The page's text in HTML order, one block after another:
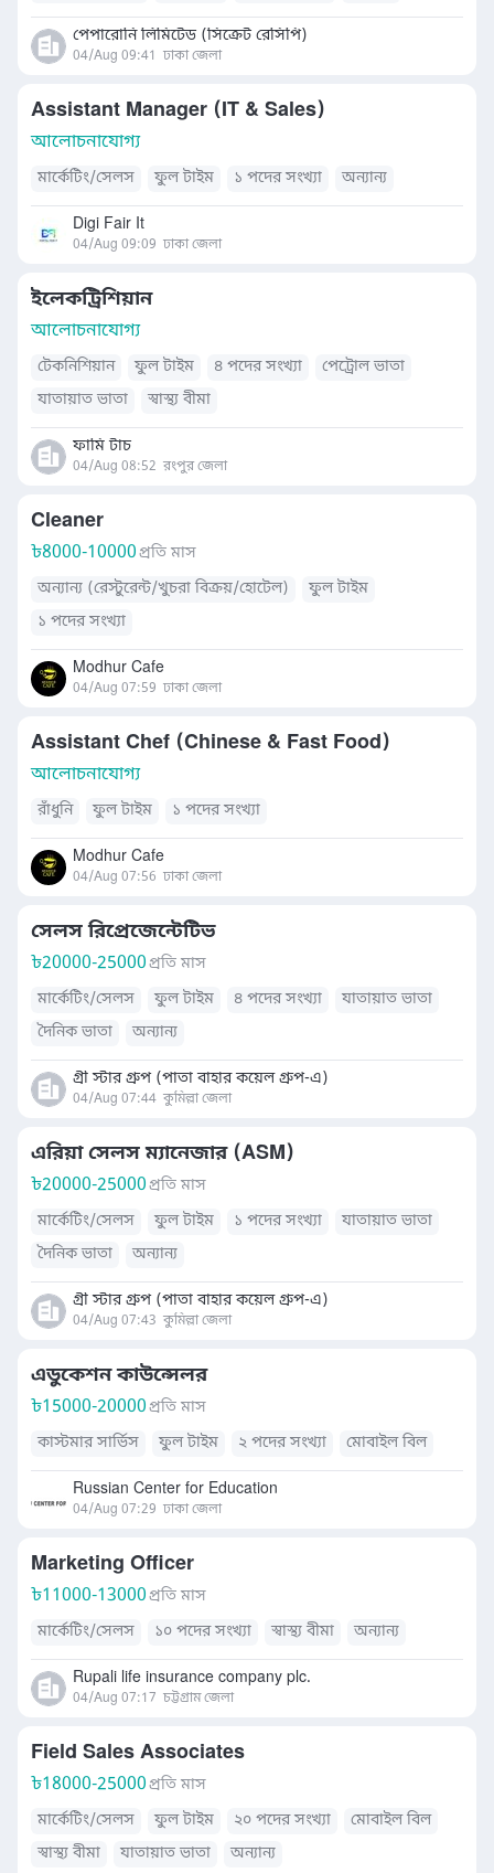
পেপারোনি লিমিটেড (সিক্রেট রেসিপি)
04/Aug 09:41 ঢাকা জেলা
Assistant Manager (IT & Sales)
আলোচনাযোগ্য
মার্কেটিং/সেলস ফুল টাইম ১ পদের সংখ্যা অন্যান্য
Digi Fair It
04/Aug 09:09 ঢাকা জেলা
ইলেকট্রিশিয়ান
আলোচনাযোগ্য
টেকনিশিয়ান ফুল টাইম ৪ পদের সংখ্যা
পেট্রোল ভাতা
যাতায়াত ভাতা
স্বাস্থ্য বীমা
ফামি টাচ
04/Aug 08:52 রংপুর জেলা
Cleaner
৳8000-10000প্রতি মাস
অন্যান্য (রেস্টুরেন্ট/খুচরা বিক্রয়/হোটেল)
ফুল টাইম
১ পদের সংখ্যা
Modhur Cafe
04/Aug 07:59 ঢাকা জেলা
Assistant Chef (Chinese & Fast Food)
আলোচনাযোগ্য
রাঁধুনি ফুল টাইম ১ পদের সংখ্যা
Modhur Cafe
04/Aug 07:56 ঢাকা জেলা
সেলস রিপ্রেজেন্টেটিভ
৳20000-25000প্রতি মাস
মার্কেটিং/সেলস
ফুল টাইম ৪ পদের সংখ্যা
যাতায়াত ভাতা
দৈনিক ভাতা
অন্যান্য
গ্রী স্টার গ্রুপ (পাতা বাহার কয়েল গ্রুপ-এ)
04/Aug 07:44 কুমিল্লা জেলা
এরিয়া সেলস ম্যানেজার (ASM)
৳20000-25000প্রতি মাস
মার্কেটিং/সেলস
ফুল টাইম ১ পদের সংখ্যা
যাতায়াত ভাতা
দৈনিক ভাতা
অন্যান্য
গ্রী স্টার গ্রুপ (পাতা বাহার কয়েল গ্রুপ-এ)
04/Aug 07:43 কুমিল্লা জেলা
এডুকেশন কাউন্সেলর
৳15000-20000প্রতি মাস
কাস্টমার সার্ভিস
ফুল টাইম ২ পদের সংখ্যা মোবাইল বিল
Russian Center for Education
04/Aug 07:29 ঢাকা জেলা
Marketing Officer
৳11000-13000প্রতি মাস
মার্কেটিং/সেলস
১০ পদের সংখ্যা স্বাস্থ্য বীমা অন্যান্য
Rupali life insurance company plc.
04/Aug 07:17 চট্টগ্রাম জেলা
Field Sales Associates
৳18000-25000প্রতি মাস
মার্কেটিং/সেলস
ফুল টাইম ২০ পদের সংখ্যা
মোবাইল বিল
স্বাস্থ্য বীমা
যাতায়াত ভাতা অন্যান্য